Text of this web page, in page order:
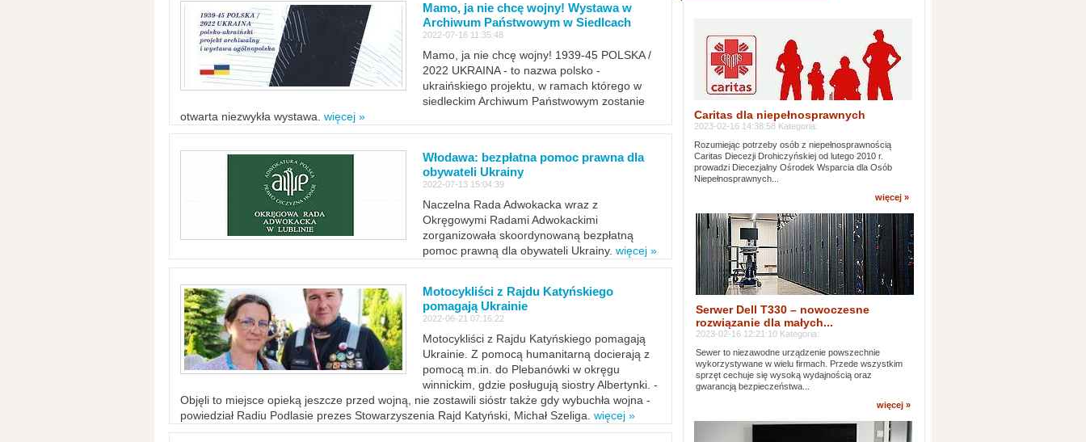
Mamo, ja nie chcę wojny! Wystawa w
Archiwum Państwowym w Siedlcach
2022-07-16 11:35:48
Mamo, ja nie chcę wojny! 1939-45 POLSKA /
2022 UKRAINA - to nazwa polsko -
ukraińskiego projektu, w ramach którego w
siedleckim Archiwum Państwowym zostanie
otwarta niezwykła wystawa. więcej »
Włodawa: bezpłatna pomoc prawna dla
obywateli Ukrainy
2022-07-13 15:04:39
Naczelna Rada Adwokacka wraz z
Okręgowymi Radami Adwokackimi
zorganizowała skoordynowaną bezpłatną
pomoc prawną dla obywateli Ukrainy. więcej »
Motocykliści z Rajdu Katyńskiego
pomagają Ukrainie
2022-06-21 07:16:22
Motocykliści z Rajdu Katyńskiego pomagają
Ukrainie. Z pomocą humanitarną docierają z
pomocą m.in. do Plebanówki w okręgu
winnickim, gdzie posługują siostry Albertynki. -
Objęli to miejsce opieką jeszcze przed wojną, nie zostawili sióstr także gdy wybuchła wojna -
powiedział Radiu Podlasie prezes Stowarzyszenia Rajd Katyński, Michał Szeliga. więcej »
Caritas dla niepełnosprawnych
2023-02-16 14:38:58 Kategoria:
Rozumiejąc potrzeby osób z niepełnosprawnością
Caritas Diecezji Drohiczyńskiej od lutego 2010 r.
prowadzi Diecezjalny Ośrodek Wsparcia dla Osób
Niepełnosprawnych...
więcej »
Serwer Dell T330 – nowoczesne
rozwiązanie dla małych...
2023-02-16 12:21:10 Kategoria:
Sewer to niezawodne urządzenie powszechnie
wykorzystywane w wielu firmach. Przede wszystkim
sprzęt cechuje się wysoką wydajnością oraz
gwarancją bezpieczeństwa...
więcej »